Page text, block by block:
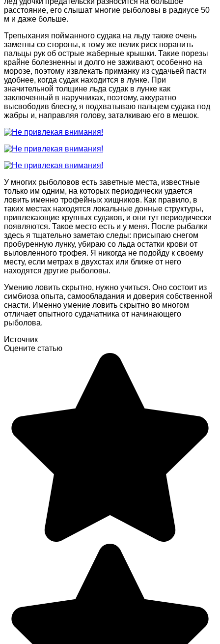
расстояние, его слышат многие рыболовы в радиусе 50
м и даже больше.
Трепыхания пойманного судака на льду также очень
заметны со стороны, к тому же велик риск поранить
пальцы рук об острые жаберные крышки. Такие порезы
крайне болезненны и долго не заживают, особенно на
морозе, поэтому извлекать приманку из судачьей пасти
удобнее, когда судак находится в лунке. При
значительной толщине льда судак в лунке как
заключенный в наручниках, поэтому, аккуратно
высвободив блесну, я подхватываю пальцем судака под
жабры и, направляя голову, заталкиваю его в мешок.
У многих рыболовов есть заветные места, известные
только им одним, на которых периодически удается
ловить именно трофейных хищников. Как правило, в
таких местах находятся локальные донные структуры,
привлекающие крупных судаков, и они тут периодически
появляются. Такое место есть и у меня. После рыбалки
здесь я тщательно заметаю следы: присыпаю снегом
пробуренную лунку, убираю со льда остатки крови от
выловленного трофея. Я никогда не подойду к своему
месту, если метрах в двухстах или ближе от него
находятся другие рыболовы.
Умению ловить скрытно, нужно учиться. Оно состоит из
симбиоза опыта, самообладания и доверия собственной
снасти. Именно умение ловить скрытно во многом
отличает опытного судачатника от начинающего
рыболова.
Источник
Оцените статью